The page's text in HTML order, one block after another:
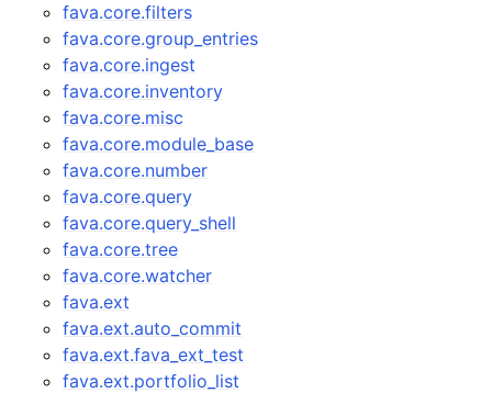
fava.core.filters
fava.core.group_entries
fava.core.ingest
fava.core.inventory
fava.core.misc
fava.core.module_base
fava.core.number
fava.core.query
fava.core.query_shell
fava.core.tree
fava.core.watcher
fava.ext
fava.ext.auto_commit
fava.ext.fava_ext_test
fava.ext.portfolio_list